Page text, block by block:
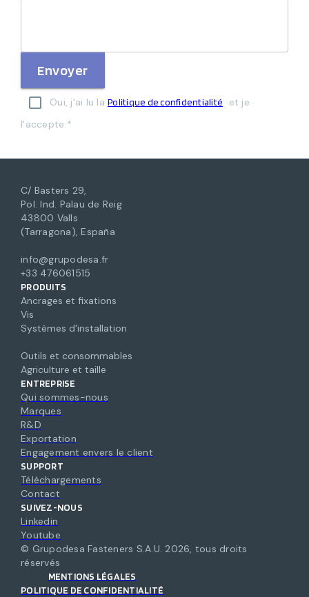
Envoyer
Oui, j'ai lu la Politique de confidentialité
et je
l'accepte.*
C/ Basters 29,
Pol. Ind. Palau de Reig
43800 Valls
(Tarragona), España
info@grupodesa.fr
+33 476061515
PRODUITS
Ancrages et fixations
Vis
Systèmes d'installation
Outils et consommables
Agriculture et taille
ENTREPRISE
Qui sommes-nous
Marques
R&D
Exportation
Engagement envers le client
SUPPORT
Téléchargements
Contact
SUIVEZ-NOUS
Linkedin
Youtube
© Grupodesa Fasteners S.A.U. 2026, tous droits
réservés
MENTIONS LÉGALES
POLITIQUE DE CONFIDENTIALITÉ